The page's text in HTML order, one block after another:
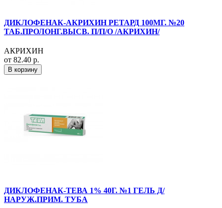
ДИКЛОФЕНАК-АКРИХИН РЕТАРД 100МГ. №20
ТАБ.ПРОЛОНГ.ВЫСВ. П/П/О /АКРИХИН/
АКРИХИН
от 82.40 р.
В корзину
ДИКЛОФЕНАК-ТЕВА 1% 40Г. №1 ГЕЛЬ Д/
НАРУЖ.ПРИМ. ТУБА